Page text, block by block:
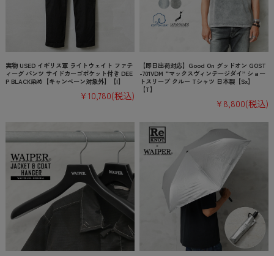
実物 USED イギリス軍 ライトウェイト ファテ
ィーグ パンツ サイドカーゴポケット付き DEE
P BLACK染め【キャンペーン対象外】【I】
¥10,780(税込)
【即日出荷対応】Good On グッドオン GOST
-701VDM “マックスヴィンテージダイ” ショー
トスリーブ クルー Tシャツ 日本製【Sx】
【T】
¥8,800(税込)